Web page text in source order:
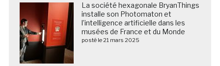
La société hexagonale BryanThings
installe son Photomaton et
l’intelligence artificielle dans les
musées de France et du Monde
posté le 21 mars 2025